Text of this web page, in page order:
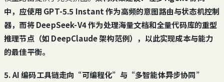
中，应使用 GPT-5.5 Instant 作为高频的意图路由与状态机控制
器，而将 DeepSeek-V4 作为处理海量文档和全量代码库的重型
推理节点（如 DeepClaude 架构范例），以此实现成本与能力
的最佳平衡。
5. AI 编码工具链走向“可编程化”与“多智能体异步协同”